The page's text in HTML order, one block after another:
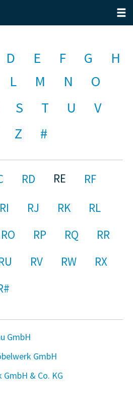
D E F G
H
L M N
O
S T U
V
Z #
RD RE
RF
RI RJ RK
RL
RO RP RQ
RR
RV RW
RX
GmbH
GmbH
& Co. KG